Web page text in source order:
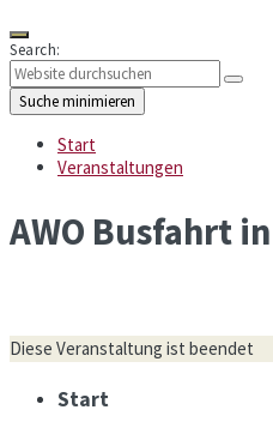
Search:
Suche minimieren
Start
Veranstaltungen
AWO Busfahrt
Diese Veranstaltung ist beendet
Start